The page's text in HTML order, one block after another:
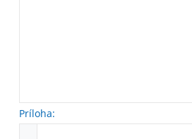
Príloha: